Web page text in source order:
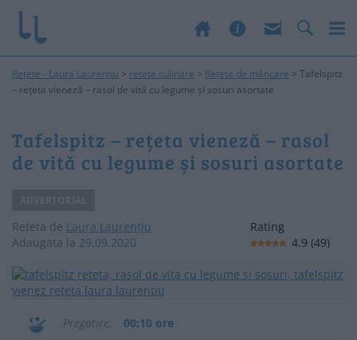
Rețete - Laura Laurențiu > retete culinare > Rețete de mâncare > Tafelspitz
– rețeta vieneză – rasol de vită cu legume și sosuri asortate
Tafelspitz – rețeta vieneză – rasol
de vită cu legume și sosuri asortate
Reteta de Laura Laurențiu
Adaugata la 29.09.2020
Rating
4.9 (49)
Pregatire 00:10 ore